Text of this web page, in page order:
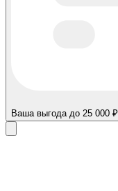
Ваша выгода до 25 000